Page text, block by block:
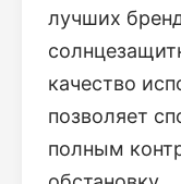
лучших
качество
позволяет
полным